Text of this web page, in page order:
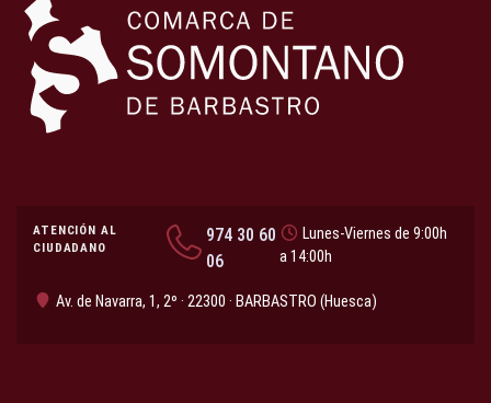
ATENCIÓN AL
CIUDADANO
974 30 60
06
Lunes-Viernes de 9:00h
a 14:00h
Av. de Navarra, 1, 2º · 22300 · BARBASTRO (Huesca)